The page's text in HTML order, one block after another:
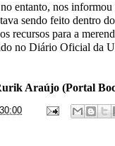
entanto, nos
sendo feito dentro
recursos para a
no Diário Oficial da
Araújo (Portal